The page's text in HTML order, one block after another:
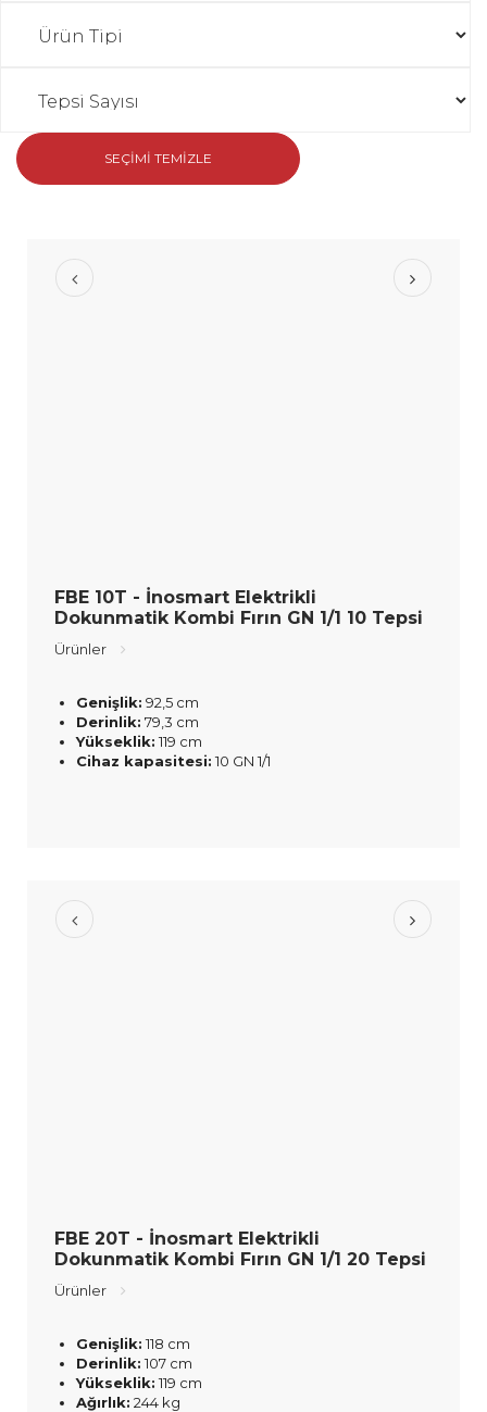
SEÇIMI TEMIZLE
FBE 10T - İnosmart Elektrikli
Dokunmatik Kombi Fırın GN 1/1 10 Tepsi
Ürünler
Genişlik: 92,5 cm
Derinlik: 79,3 cm
Yükseklik: 119 cm
Cihaz kapasitesi: 10 GN 1/1
FBE 20T - İnosmart Elektrikli
Dokunmatik Kombi Fırın GN 1/1 20 Tepsi
Ürünler
Genişlik: 118 cm
Derinlik: 107 cm
Yükseklik: 119 cm
Ağırlık: 244 kg